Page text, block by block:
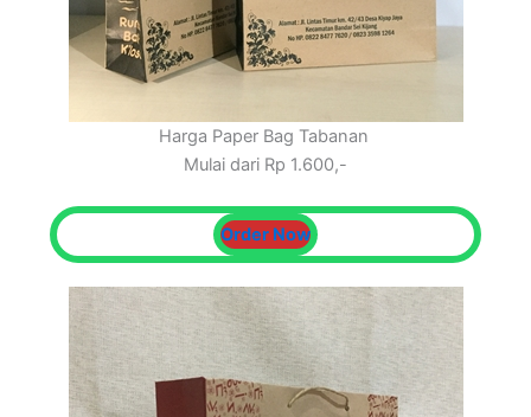
Harga Paper Bag Tabanan
Mulai dari Rp 1.600,-
Order Now